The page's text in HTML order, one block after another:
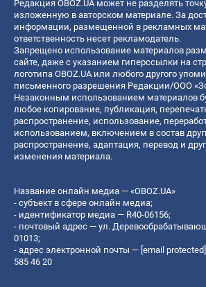
Редакция OBOZ.UA может не разделять
изложенную в авторском материале. За
информации, размещенной в рекламных
ответственность несет рекламодатель.
Запрещено использование материалов
сайте, даже с указанием гиперссылки на
логотипа OBOZ.UA или любого другого
письменного разрешения Редакции/ООО
Незаконным использованием материалов
любое копирование, публикация,
распространение, использование,
использованием, включением в состав
распространение, адаптация, перевод и
изменения материала.
Название онлайн медиа — «OBOZ.UA»
- субъект в сфере онлайн медиа;
- идентификатор медиа — R40-06156;
- почтовый адрес — ул.
01013;
- адрес электронной почты — [email protected]
585 46 20